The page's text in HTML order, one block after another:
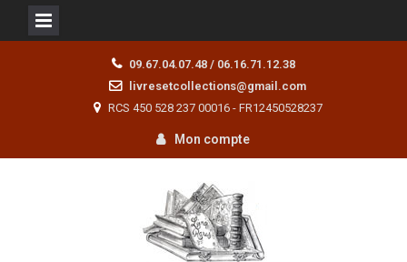
09.67.04.07.48 / 06.16.71.12.38
livresetcollections@gmail.com
RCS 450 528 237 00016 - FR12450528237
Mon compte